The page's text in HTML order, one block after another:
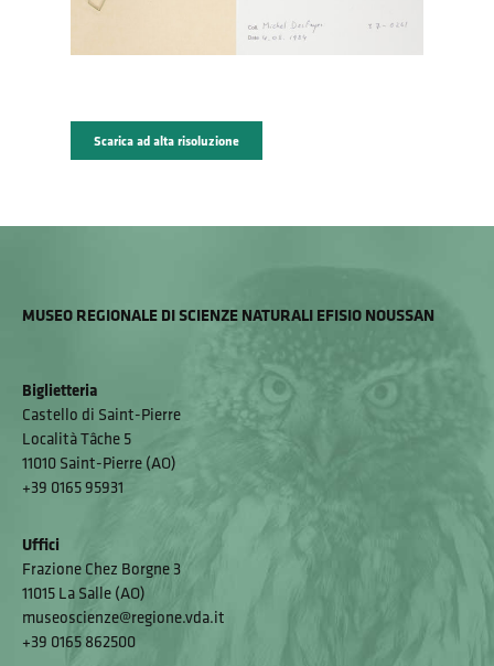
Scarica ad alta risoluzione
MUSEO REGIONALE DI SCIENZE NATURALI EFISIO NOUSSAN
Biglietteria
Castello di Saint-Pierre
Località Tâche 5
11010 Saint-Pierre (AO)
+39 0165 95931
Uffici
Frazione Chez Borgne 3
11015 La Salle (AO)
museoscienze@regione.vda.it
+39 0165 862500